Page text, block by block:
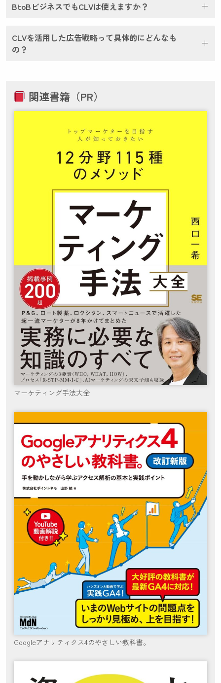
BtoBビジネスでもCLVは使えますか？
CLVを活用した広告戦略って具体的にどんなも
の？
関連書籍（PR）
マーケティング手法大全
Googleアナリティクス4のやさしい教科書。